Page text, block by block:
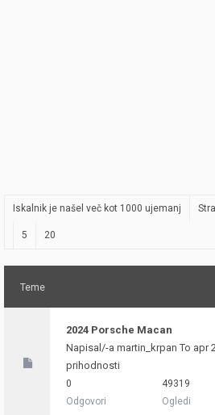
Iskalnik je našel več kot 1000 ujemanj
5 20
Teme
2024 Porsche Macan
Napisal/-a martin_krpan To apr
prihodnosti
0
Odgovori
49319
Ogledi